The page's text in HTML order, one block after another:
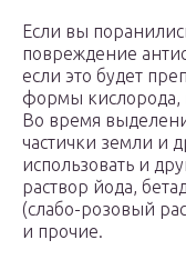
Если вы
повреждение
если это будет
формы кислорода,
Во время
частички земли и
использовать и
раствор йода,
(слабо-розовый
и прочие.